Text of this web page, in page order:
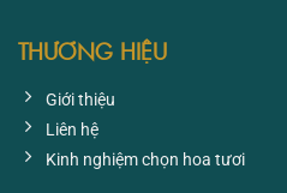
THƯƠNG HIỆU
Giới thiệu
Liên hệ
Kinh nghiệm chọn hoa tươi